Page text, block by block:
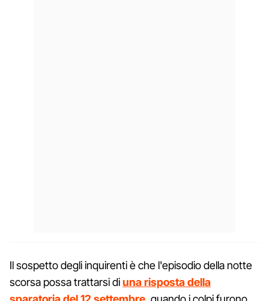
Il sospetto degli inquirenti è che l'episodio della notte
scorsa possa trattarsi diuna risposta della